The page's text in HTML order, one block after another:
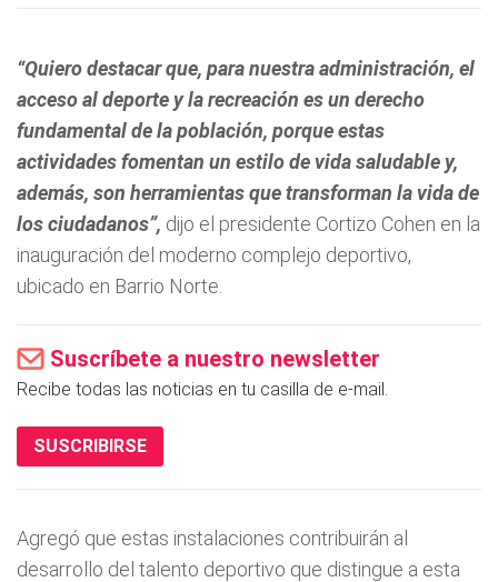
“Quiero destacar que, para nuestra administración, el
acceso al deporte y la recreación es un derecho
fundamental de la población, porque estas
actividades fomentan un estilo de vida saludable y,
además, son herramientas que transforman la vida de
los ciudadanos”, dijo el presidente Cortizo Cohen en la
inauguración del moderno complejo deportivo,
ubicado en Barrio Norte.
Suscríbete a nuestro newsletter
Recibe todas las noticias en tu casilla de e-mail.
SUSCRIBIRSE
Agregó que estas instalaciones contribuirán al
desarrollo del talento deportivo que distingue a esta